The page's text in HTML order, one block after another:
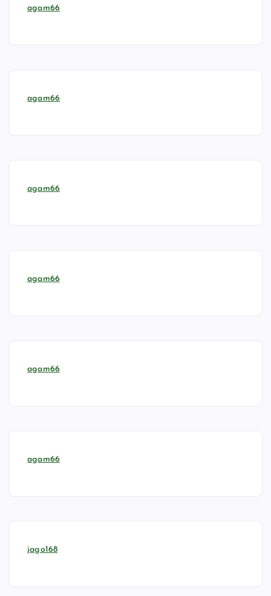
agam66
agam66
agam66
agam66
agam66
agam66
jago168